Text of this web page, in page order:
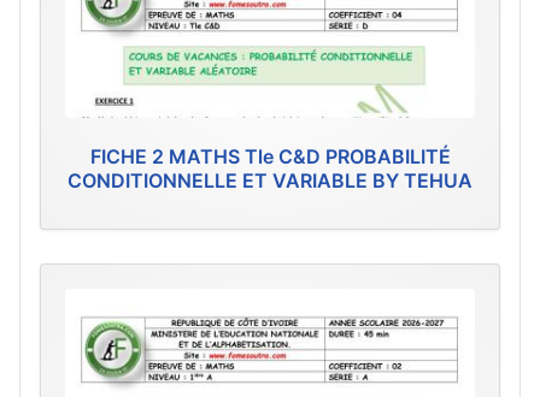
FICHE 2 MATHS Tle C&D PROBABILITÉ
CONDITIONNELLE ET VARIABLE BY TEHUA